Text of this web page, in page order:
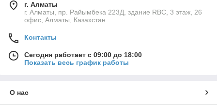
г. Алматы
г. Алматы, пр. Райымбека 223Д, здание RBC, 3 этаж, 26
офис, Алматы, Казахстан
Контакты
Сегодня работает с 09:00 до 18:00
Показать весь график работы
О нас